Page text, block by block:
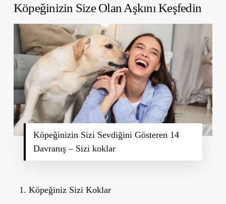
Köpeğinizin Size Olan Aşkını Keşfedin
Köpeğinizin Sizi Sevdiğini Gösteren 14
Davranış – Sizi koklar
Köpeğiniz Sizi Koklar